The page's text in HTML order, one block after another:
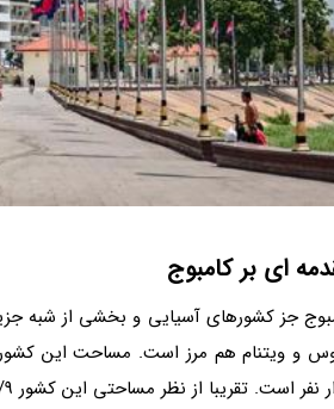
ای بر کامبوج
جز کشورهای آسیایی و بخشی از شبه
است. تقریبا از نظر مساحتی این کشور 1/9 و از نظر جمعیتی نیز 1/5 ایران است.